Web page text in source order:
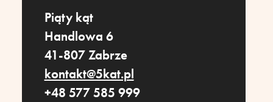
Piąty kąt
Handlowa 6
41-807 Zabrze
kontakt@5kat.pl
+48 577 585 999